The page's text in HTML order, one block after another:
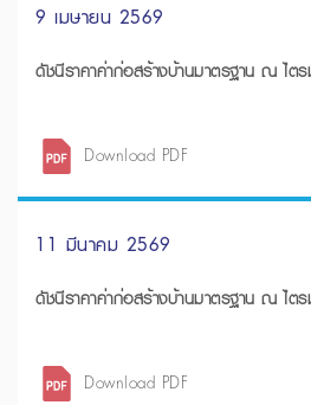
9 เมษายน 2569
ดัชนีราคาค่าก่อสร้างบ้านมาตรฐาน ณ ไ
Download PDF
11 มีนาคม 2569
ดัชนีราคาค่าก่อสร้างบ้านมาตรฐาน ณ ไ
Download PDF